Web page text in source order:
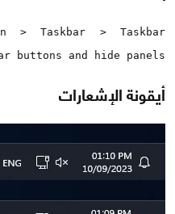
> Taskbar > Taskbar
buttons and hide panels
أيقونة الإشعارات